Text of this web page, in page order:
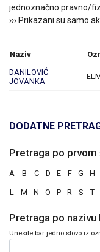
jednoznačno pravno/
››› Prikazani su samo
Naziv
DANILOVIĆ
JOVANKA
DODATNE
Pretraga po prvom
A B C D E F G H
L M N O P R S T
Pretraga po nazivu
Unesite bar jedno slovo iz